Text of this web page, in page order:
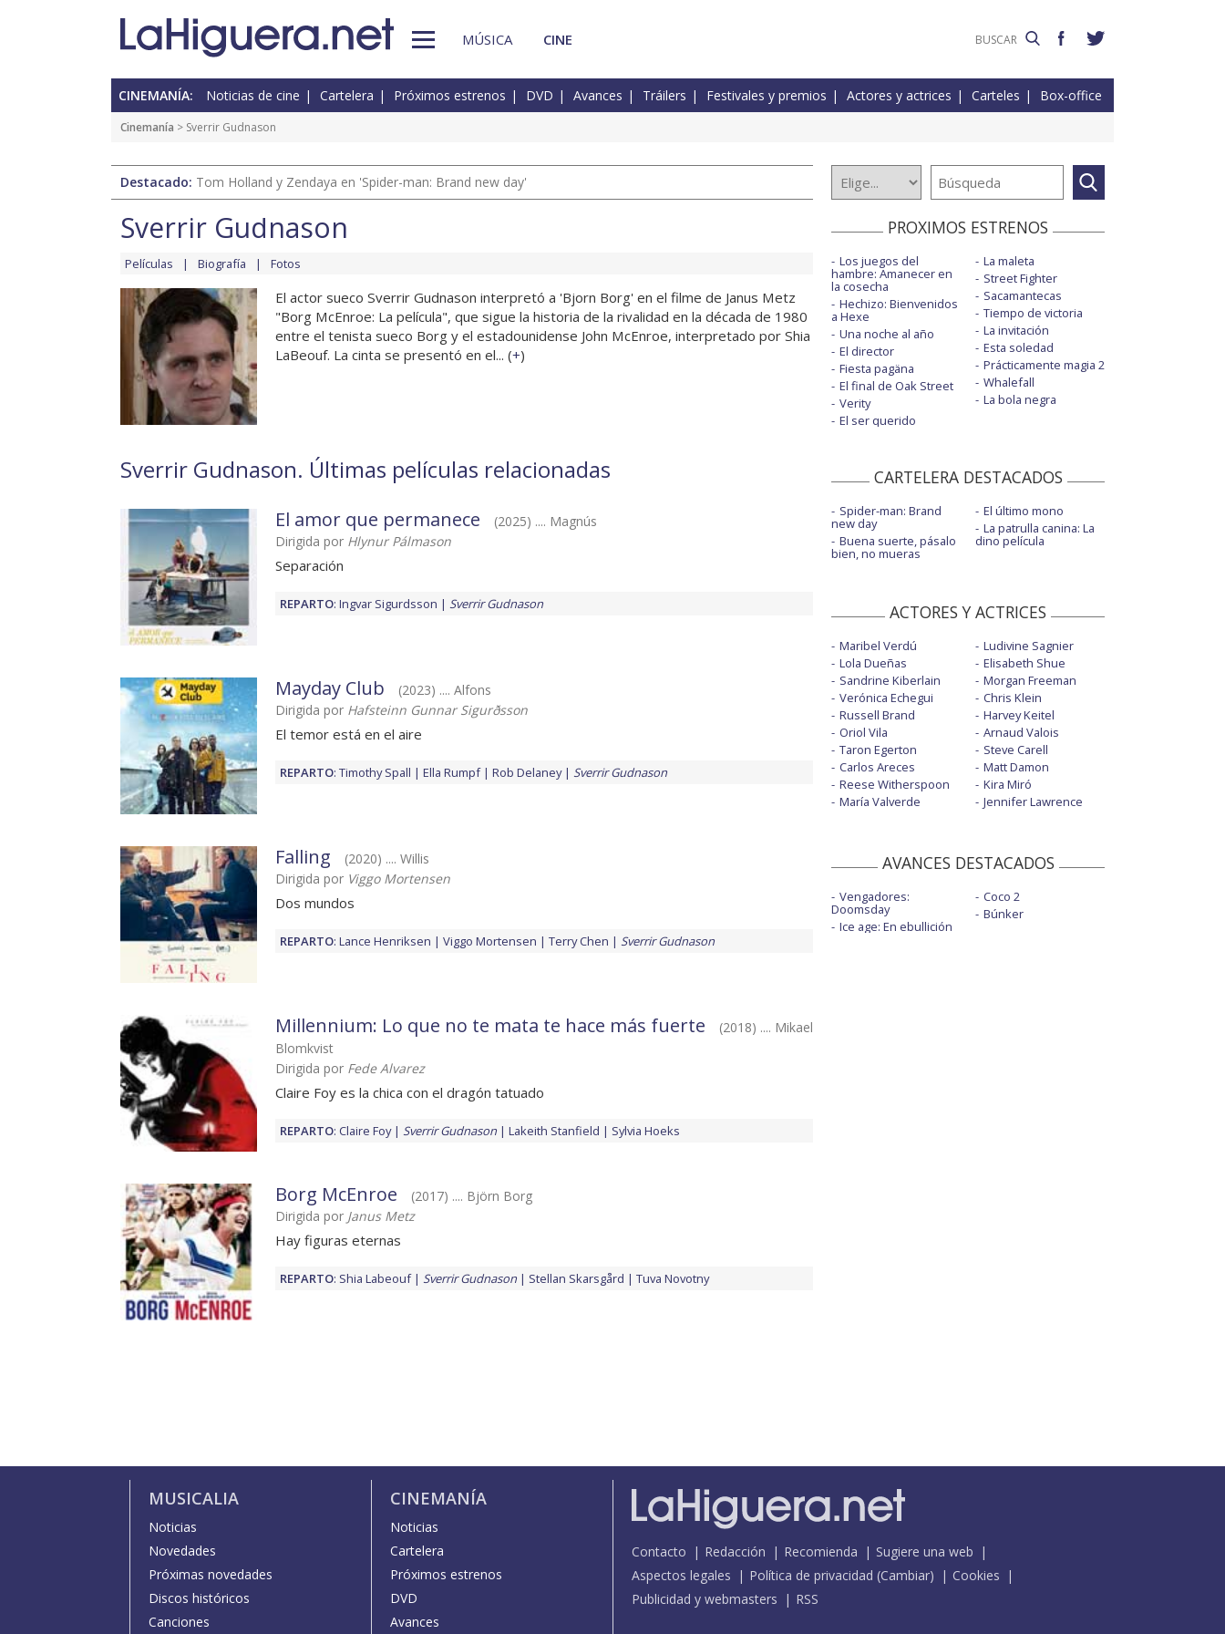
MÚSICA CINE
CINEMANÍA: Noticias de cine Cartelera Próximos estrenos DVD Avances Tráilers Festivales y premios Actores y actrices Carteles Box-office
Cinemanía > Sverrir Gudnason
Destacado: Tom Holland y Zendaya en 'Spider-man: Brand new day'
Sverrir Gudnason
Películas Biografía Fotos
El actor sueco Sverrir Gudnason interpretó a 'Bjorn Borg' en el filme de Janus Metz
"Borg McEnroe: La película", que sigue la historia de la rivalidad en la década de 1980
entre el tenista sueco Borg y el estadounidense John McEnroe, interpretado por Shia
LaBeouf. La cinta se presentó en el... (+)
Sverrir Gudnason. Últimas películas relacionadas
El amor que permanece
(2025) .... Magnús
Dirigida por Hlynur Pálmason
Separación
REPARTO: Ingvar Sigurdsson Sverrir Gudnason
Mayday Club
(2023) .... Alfons
Dirigida por Hafsteinn Gunnar Sigurðsson
El temor está en el aire
REPARTO: Timothy Spall Ella Rumpf Rob Delaney Sverrir Gudnason
Falling
(2020) .... Willis
Dirigida por Viggo Mortensen
Dos mundos
REPARTO: Lance Henriksen Viggo Mortensen Terry Chen Sverrir Gudnason
Millennium: Lo que no te mata te hace más fuerte
(2018) .... Mikael
Blomkvist
Dirigida por Fede Alvarez
Claire Foy es la chica con el dragón tatuado
REPARTO: Claire Foy Sverrir Gudnason Lakeith Stanfield Sylvia Hoeks
Borg McEnroe
(2017) .... Björn Borg
Dirigida por Janus Metz
Hay figuras eternas
REPARTO: Shia Labeouf Sverrir Gudnason Stellan Skarsgård Tuva Novotny
PROXIMOS ESTRENOS
Los juegos del
hambre: Amanecer en
la cosecha
Hechizo: Bienvenidos
a Hexe
Una noche al año
El director
Fiesta pagäna
El final de Oak Street
Verity
El ser querido
La maleta
Street Fighter
Sacamantecas
Tiempo de victoria
La invitación
Esta soledad
Prácticamente magia 2
Whalefall
La bola negra
CARTELERA DESTACADOS
Spider-man: Brand
new day
Buena suerte, pásalo
bien, no mueras
El último mono
La patrulla canina: La
dino película
ACTORES Y ACTRICES
Maribel Verdú
Lola Dueñas
Sandrine Kiberlain
Verónica Echegui
Russell Brand
Oriol Vila
Taron Egerton
Carlos Areces
Reese Witherspoon
María Valverde
Ludivine Sagnier
Elisabeth Shue
Morgan Freeman
Chris Klein
Harvey Keitel
Arnaud Valois
Steve Carell
Matt Damon
Kira Miró
Jennifer Lawrence
AVANCES DESTACADOS
Vengadores:
Doomsday
Ice age: En ebullición
Coco 2
Búnker
MUSICALIA
Noticias
Novedades
Próximas novedades
Discos históricos
Canciones
CINEMANÍA
Noticias
Cartelera
Próximos estrenos
DVD
Avances
Contacto Redacción Recomienda
Sugiere una web
Aspectos legales
Política de privacidad (Cambiar)
Cookies
Publicidad y webmasters
RSS